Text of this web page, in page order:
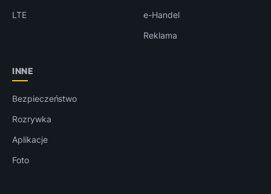
LTE
e-Handel
Reklama
INNE
Bezpieczeństwo
Rozrywka
Aplikacje
Foto